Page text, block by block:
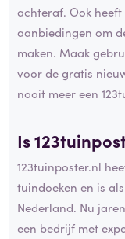
achteraf. Ook
aanbiedingen om
maken. Maak
voor de gratis
nooit meer een
Is
123tuinposter.nl
tuindoeken en is
Nederland. Nu
een bedrijf met